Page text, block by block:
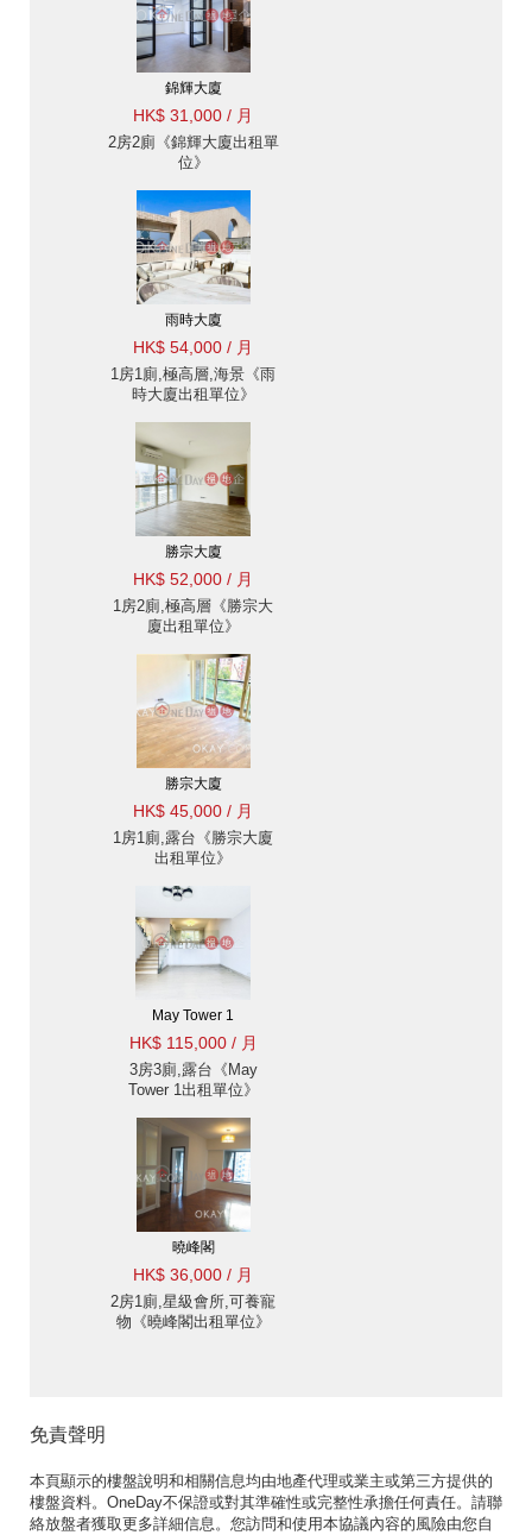
錦輝大廈
HK$ 31,000 / 月
2房2廁《錦輝大廈出租單
位》
雨時大廈
HK$ 54,000 / 月
1房1廁,極高層,海景《雨
時大廈出租單位》
勝宗大廈
HK$ 52,000 / 月
1房2廁,極高層《勝宗大
廈出租單位》
勝宗大廈
HK$ 45,000 / 月
1房1廁,露台《勝宗大廈
出租單位》
May Tower 1
HK$ 115,000 / 月
3房3廁,露台《May
Tower 1出租單位》
曉峰閣
HK$ 36,000 / 月
2房1廁,星級會所,可養寵
物《曉峰閣出租單位》
免責聲明
本頁顯示的樓盤說明和相關信息均由地產代理或業主或第三方提供的
樓盤資料。OneDay不保證或對其準確性或完整性承擔任何責任。請聯
絡放盤者獲取更多詳細信息。您訪問和使用本協議內容的風險由您自